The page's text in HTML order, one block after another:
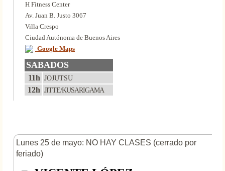
H Fitness Center
Av. Juan B. Justo 3067
Villa Crespo
Ciudad Autónoma de Buenos Aires
Google Maps
SABADOS
11h JOJUTSU
12h JITTE/KUSARIGAMA
Lunes 25 de mayo: NO HAY CLASES (cerrado por
feriado)